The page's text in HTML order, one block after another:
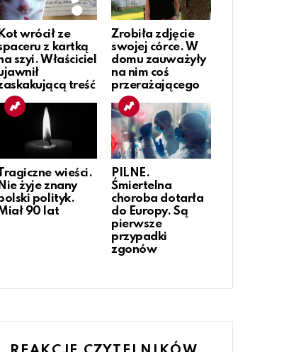
Kot wrócił ze
z kartką
szyi. Właściciel
treść
Zrobiła zdjęcie
swojej córce. W
domu zauważyły
na nim coś
przerażającego
Tragiczne wieści.
Nie żyje znany
polityk.
90 lat
PILNE.
Śmiertelna
choroba dotarła
do Europy. Są
pierwsze
przypadki
zgonów